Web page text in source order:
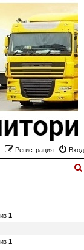
Вход
Регистрация
1
1